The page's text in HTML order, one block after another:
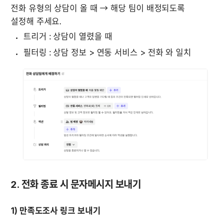
전화 유형의 상담이 올 때 → 해당 팀이 배정되도록
설정해 주세요.
트리거 : 상담이 열렸을 때
2. 전화 종료 시 문자메시지 보내기
1) 만족도조사 링크 보내기